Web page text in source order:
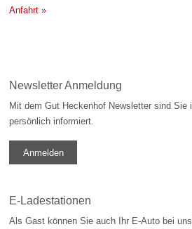
Anfahrt »
Newsletter Anmeldung
Mit dem Gut Heckenhof Newsletter sind Sie
persönlich informiert.
Anmelden
E-Ladestationen
Als Gast können Sie auch Ihr E-Auto bei